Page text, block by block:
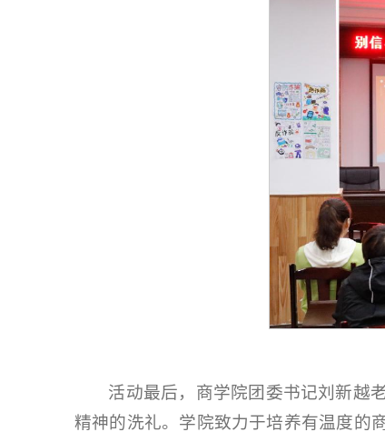
活动最后，商学院团委书记刘新越
精神的洗礼。学院致力于培养有温度的